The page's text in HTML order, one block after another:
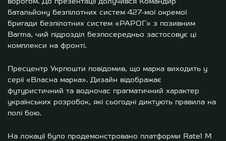
батальйону безпілотних систем 427-мої окремої
бригади безпілотних систем «РАРОГ» з позивним
Barma, чий підрозділ безпосередньо застосовує ці
комплекси на фронті.
Пресцентр Укрпошти повідомив, що марка виходить у
серії «Власна марка». Дизайн відображає
футуристичний та водночас прагматичний характер
українських розробок, які сьогодні диктують правила на
полі бою.
На локації було продемонстровано платформи Ratel M